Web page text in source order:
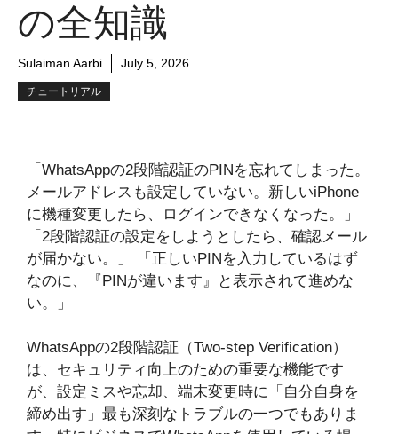
の全知識
Sulaiman Aarbi July 5, 2026
チュートリアル
「WhatsAppの2段階認証のPINを忘れてしまった。
メールアドレスも設定していない。新しいiPhone
に機種変更したら、ログインできなくなった。」
「2段階認証の設定をしようとしたら、確認メール
が届かない。」 「正しいPINを入力しているはず
なのに、『PINが違います』と表示されて進めな
い。」
WhatsAppの2段階認証（Two-step Verification）
は、セキュリティ向上のための重要な機能です
が、設定ミスや忘却、端末変更時に「自分自身を
締め出す」最も深刻なトラブルの一つでもありま